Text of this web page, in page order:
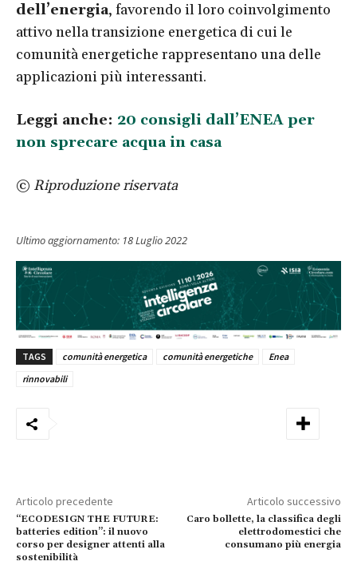
dell’energia, favorendo il loro coinvolgimento
attivo nella transizione energetica di cui le
comunità energetiche rappresentano una delle
applicazioni più interessanti.
Leggi anche: 20 consigli dall’ENEA per
non sprecare acqua in casa
© Riproduzione riservata
Ultimo aggiornamento: 18 Luglio 2022
TAGS comunità energetica comunità energetiche
Enea
rinnovabili
Articolo precedente
“ECODESIGN THE FUTURE:
batteries edition”: il nuovo
corso per designer attenti alla
sostenibilità
Articolo successivo
Caro bollette, la classifica degli
elettrodomestici che
consumano più energia